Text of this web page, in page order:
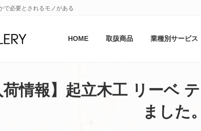
で必要とされるモノがある
HOME 取扱商品 業種別サービス
荷情報】起立木工 リーベ
ました。